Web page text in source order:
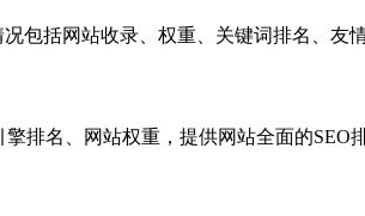
包括网站收录、权重、关键词排名、友
排名、网站权重，提供网站全面的SEO